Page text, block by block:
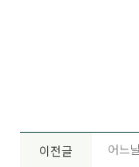
이전글 어느